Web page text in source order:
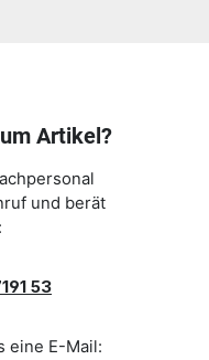
Artikel?
und berät
53
eine E-Mail: